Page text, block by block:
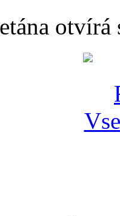
otvírá